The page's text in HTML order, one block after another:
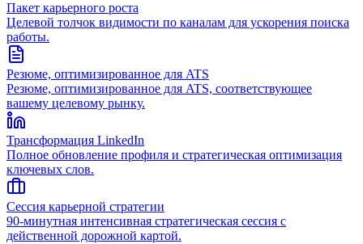
Пакет карьерного роста
Целевой толчок видимости по каналам для ускорения поиска
работы.
Резюме, оптимизированное для ATS
Резюме, оптимизированное для ATS, соответствующее
вашему целевому рынку.
Трансформация LinkedIn
Полное обновление профиля и стратегическая оптимизация
ключевых слов.
Сессия карьерной стратегии
90-минутная интенсивная стратегическая сессия с
действенной дорожной картой.